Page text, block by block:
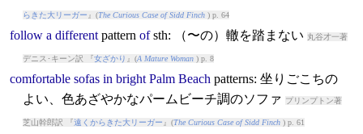
らきた大リーガー 』(The Curious Case of Sidd Finch) p. 64
follow a different pattern ofsth: （〜の）轍を踏まない 丸谷才一著
デニス･キーン訳 『女ざかり 』(A Mature Woman) p. 8
comfortable sofas in bright Palm Beach patterns: 坐りごこちの
よい、色あざやかなパームビーチ調のソファ プリンプトン著
芝山幹郎訳 『遠くからきた大リーガー 』(The Curious Case of Sidd Finch) p. 61